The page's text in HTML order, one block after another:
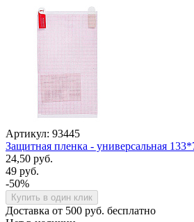
Артикул: 93445
Защитная пленка - универсальная
24,50 руб.
49 руб.
-50%
Купить в один клик
Доставка от 500 руб. бесплатно